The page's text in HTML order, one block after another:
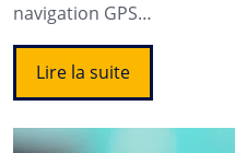
navigation GPS…
Lire la suite